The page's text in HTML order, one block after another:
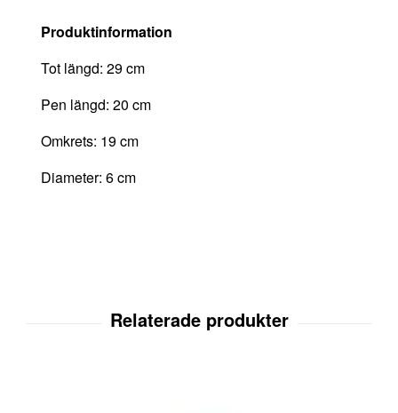
Produktinformation
Tot längd: 29 cm
Pen längd: 20 cm
Omkrets: 19 cm
Diameter: 6 cm